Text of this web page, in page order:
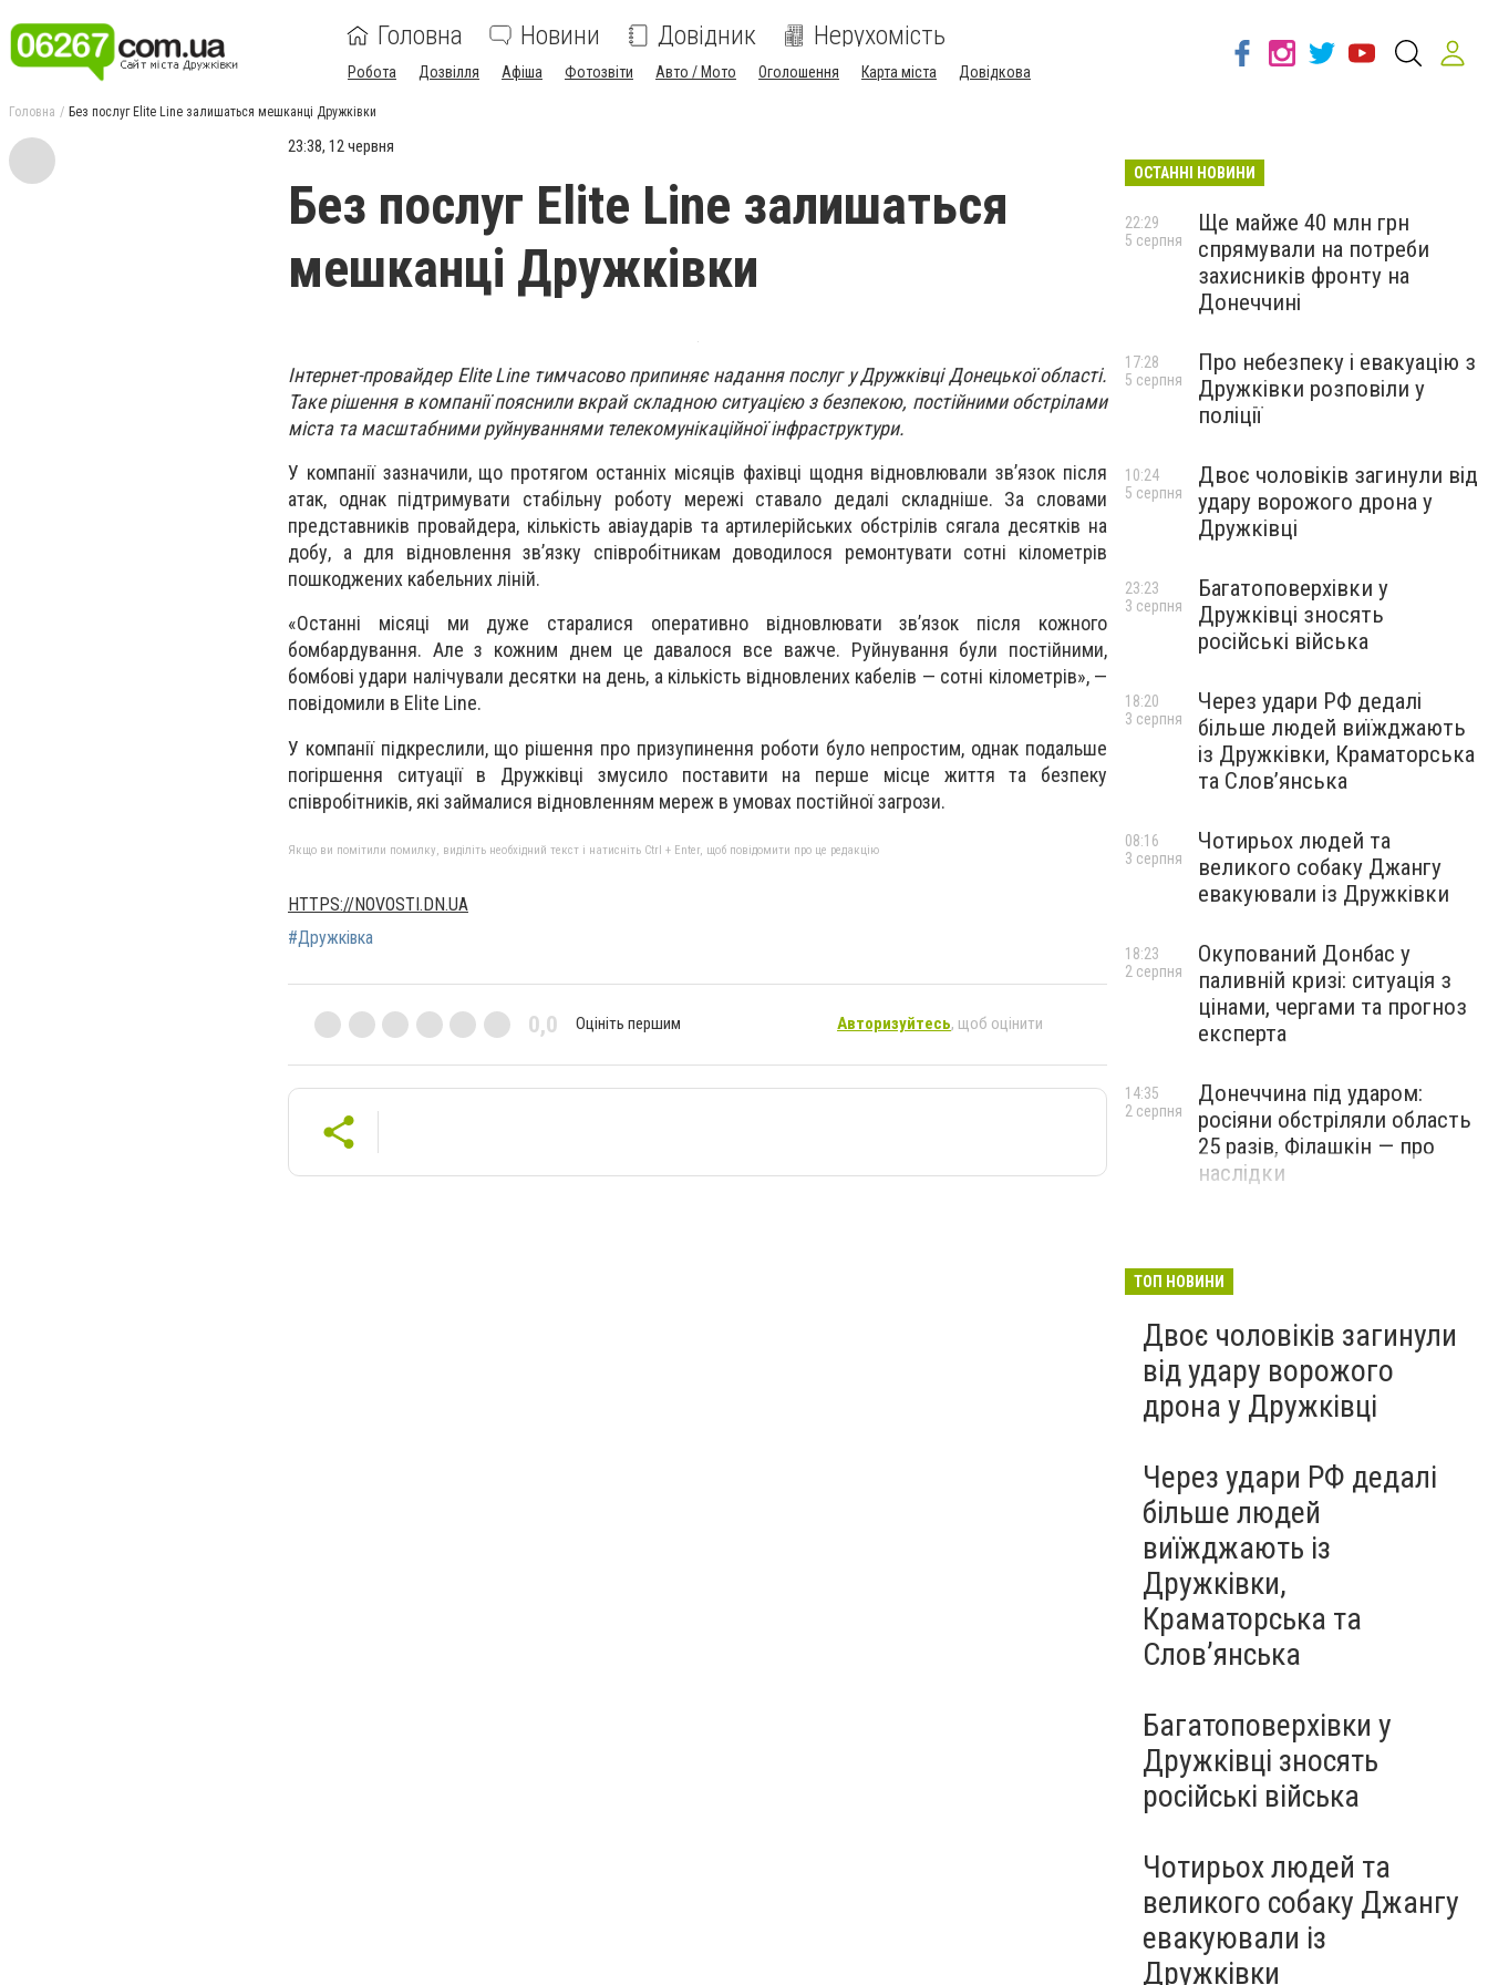
Головна Новини Довідник Нерухомість
Робота Дозвілля Афіша Фотозвіти Авто / Мото Оголошення Карта міста Довідкова
Головна Без послуг Elite Line залишаться мешканці Дружківки
23:38, 12 червня
Без послуг Elite Line залишаться
мешканці Дружківки
Інтернет-провайдер Elite Line тимчасово припиняє надання послуг у Дружківці Донецької області.
Таке рішення в компанії пояснили вкрай складною ситуацією з безпекою, постійними обстрілами
міста та масштабними руйнуваннями телекомунікаційної інфраструктури.
У компанії зазначили, що протягом останніх місяців фахівці щодня відновлювали зв’язок після
атак, однак підтримувати стабільну роботу мережі ставало дедалі складніше. За словами
представників провайдера, кількість авіаударів та артилерійських обстрілів сягала десятків на
добу, а для відновлення зв’язку співробітникам доводилося ремонтувати сотні кілометрів
пошкоджених кабельних ліній.
«Останні місяці ми дуже старалися оперативно відновлювати зв’язок після кожного
бомбардування. Але з кожним днем це давалося все важче. Руйнування були постійними,
бомбові удари налічували десятки на день, а кількість відновлених кабелів — сотні кілометрів», —
повідомили в Elite Line.
У компанії підкреслили, що рішення про призупинення роботи було непростим, однак подальше
погіршення ситуації в Дружківці змусило поставити на перше місце життя та безпеку
співробітників, які займалися відновленням мереж в умовах постійної загрози.
Якщо ви помітили помилку, виділіть необхідний текст і натисніть Ctrl + Enter, щоб повідомити про це редакцію
HTTPS://NOVOSTI.DN.UA
#Дружківка
0,0 Оцініть першим Авторизуйтесь, щоб оцінити
ОСТАННІ НОВИНИ
Ще майже 40 млн грн
спрямували на потреби
захисників фронту на
Донеччині
22:29
5 серпня
Про небезпеку і евакуацію з
Дружківки розповіли у
поліції
17:28
5 серпня
Двоє чоловіків загинули від
удару ворожого дрона у
Дружківці
10:24
5 серпня
Багатоповерхівки у
Дружківці зносять
російські війська
23:23
3 серпня
Через удари РФ дедалі
більше людей виїжджають
із Дружківки, Краматорська
та Слов’янська
18:20
3 серпня
Чотирьох людей та
великого собаку Джангу
евакуювали із Дружківки
08:16
3 серпня
Окупований Донбас у
паливній кризі: ситуація з
цінами, чергами та прогноз
експерта
18:23
2 серпня
Донеччина під ударом:
росіяни обстріляли область
25 разів, Філашкін — про
наслідки
14:35
2 серпня
ТОП НОВИНИ
Двоє чоловіків загинули
від удару ворожого
дрона у Дружківці
Через удари РФ дедалі
більше людей
виїжджають із
Дружківки,
Краматорська та
Слов’янська
Багатоповерхівки у
Дружківці зносять
російські війська
Чотирьох людей та
великого собаку Джангу
евакуювали із
Дружківки